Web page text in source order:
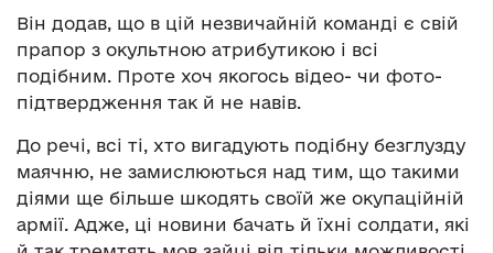
Він додав, що в цій незвичайній команді є свій
прапор з окультною атрибутикою і всі
подібним. Проте хоч якогось відео- чи фото-
підтвердження так й не навів.
До речі, всі ті, хто вигадують подібну безглузду
маячню, не замислюються над тим, що такими
діями ще більше шкодять своїй же окупаційній
армії. Адже, ці новини бачать й їхні солдати, які